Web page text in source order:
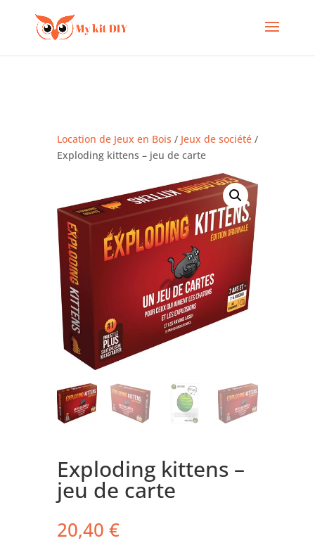
Location de Jeux en Bois / Jeux de société/
Exploding kittens – jeu de carte
Exploding kittens –
jeu de carte
20,40 €